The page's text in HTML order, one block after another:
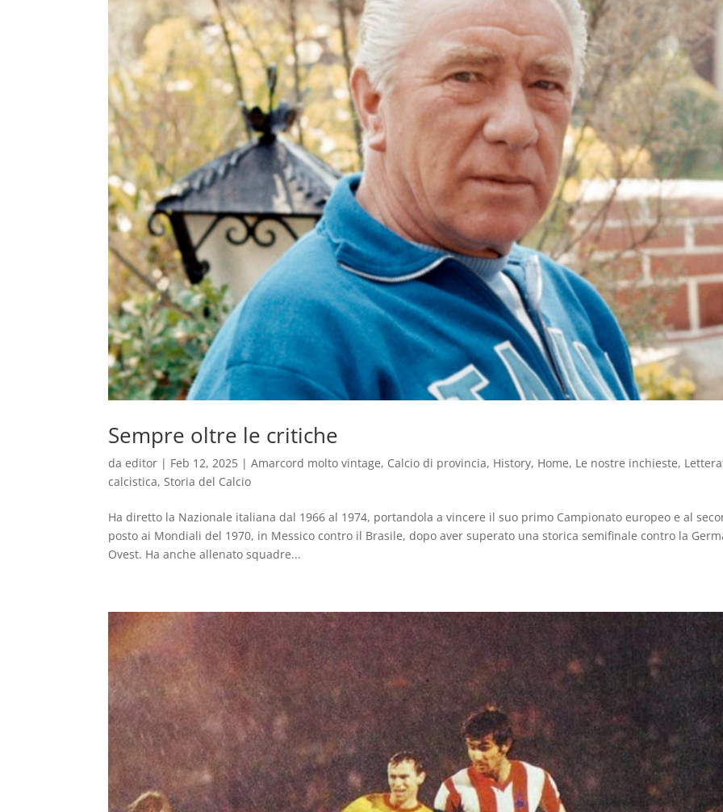
Sempre oltre le critiche
daeditor | Feb 12, 2025 |Amarcord molto vintage, Calcio di provincia, History, Home, Le nostre inchieste,
calcistica,Storia del Calcio
Ha diretto la Nazionale italiana dal 1966 al 1974, portandola a vincere il suo primo Campionato europeo e al
posto ai Mondiali del 1970, in Messico contro il Brasile, dopo aver superato una storica semifinale contro la
Ovest. Ha anche allenato squadre...